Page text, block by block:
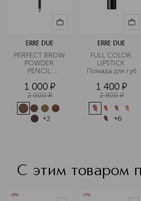
ERRE DUE
PERFECT BROW
POWDER
PENCIL
бровей стойкий
1 000 ¤
2 000 ¤
+2
ERRE DUE
FULL COLOR
LIPSTICK
Помада для губ
1 400 ¤
2 800 ¤
+6
С этим товаром
-20% -55%